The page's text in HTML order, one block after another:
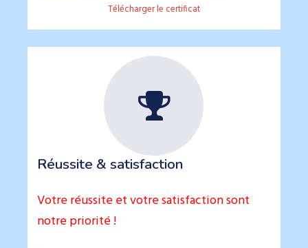
Télécharger le certificat
Réussite & satisfaction
Votre réussite et votre satisfaction sont
notre priorité !